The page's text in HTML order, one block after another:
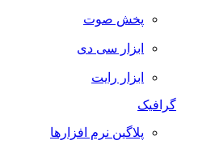
پخش صوت
ابزار سی دی
ابزار رایت
گرافیک
پلاگین نرم افزارها